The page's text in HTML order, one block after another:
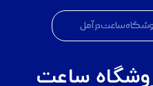
ساعت در آمل
ساعت